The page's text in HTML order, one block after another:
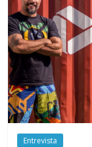
Entrevista